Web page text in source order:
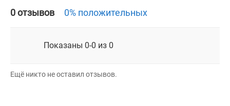
0 отзывов 0% положительных
Показаны 0-0 из 0
Ещё никто не оставил отзывов.